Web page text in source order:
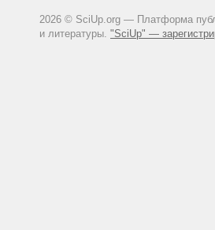
2026 © SciUp.org — Платформа
и литературы. "SciUp" —